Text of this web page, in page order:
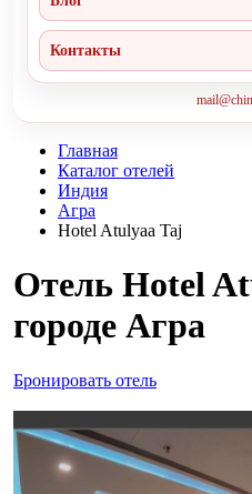
Контакты
Главная
Каталог отелей
Индия
Агра
Hotel Atulyaa Taj
Отель Hotel
городе Агра
Бронировать отель